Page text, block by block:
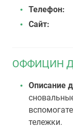
Телефон:
Сайт:
ОФФИЦИН
Описание
тележки.